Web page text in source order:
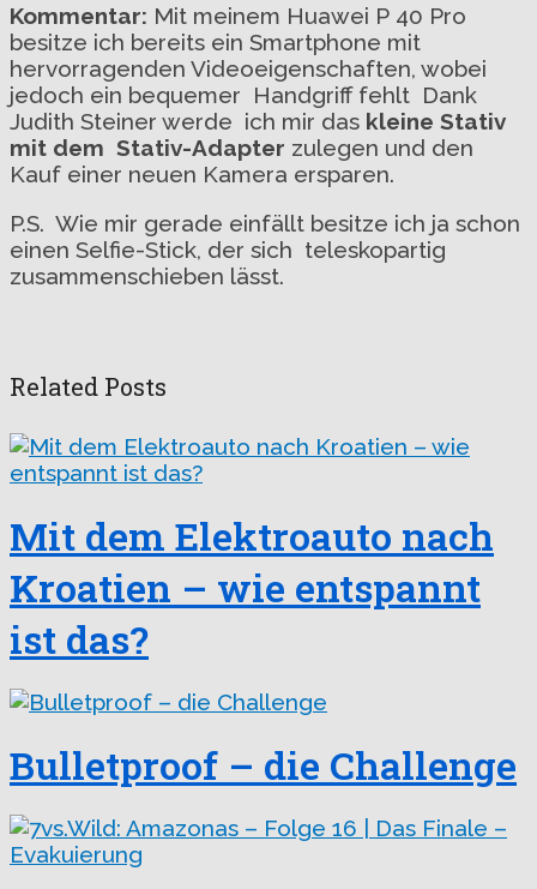
Kommentar: Mit meinem Huawei P 40 Pro
besitze ich bereits ein Smartphone mit
hervorragenden Videoeigenschaften, wobei
jedoch ein bequemer Handgriff fehlt Dank
Judith Steiner werde ich mir das kleine Stativ
mit dem Stativ-Adapter zulegen und den
Kauf einer neuen Kamera ersparen.
P.S. Wie mir gerade einfällt besitze ich ja schon
einen Selfie-Stick, der sich teleskopartig
zusammenschieben lässt.
Related Posts
Mit dem Elektroauto nach
Kroatien – wie entspannt
ist das?
Bulletproof – die Challenge